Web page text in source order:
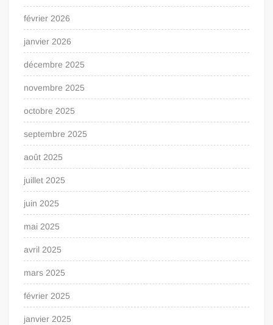
février 2026
janvier 2026
décembre 2025
novembre 2025
octobre 2025
septembre 2025
août 2025
juillet 2025
juin 2025
mai 2025
avril 2025
mars 2025
février 2025
janvier 2025